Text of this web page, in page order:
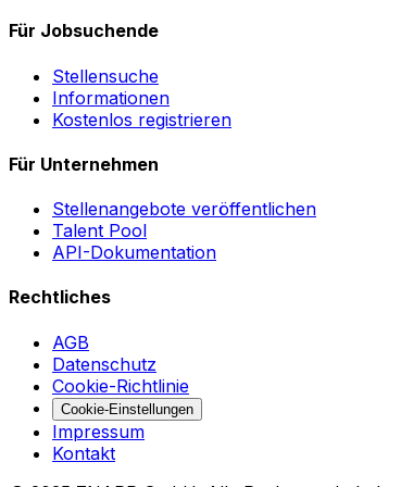
Für Jobsuchende
Stellensuche
Informationen
Kostenlos registrieren
Für Unternehmen
Stellenangebote veröffentlichen
Talent Pool
API-Dokumentation
Rechtliches
AGB
Datenschutz
Cookie-Richtlinie
Cookie-Einstellungen
Impressum
Kontakt